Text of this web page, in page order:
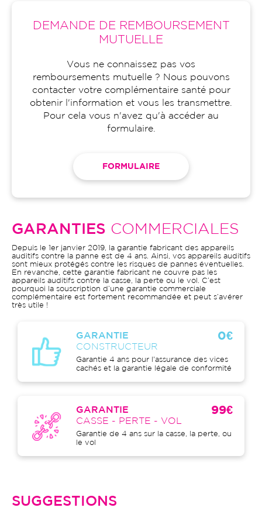
DEMANDE DE REMBOURSEMENT
MUTUELLE
Vous ne connaissez pas vos
remboursements mutuelle ? Nous pouvons
contacter votre complémentaire santé pour
obtenir l'information et vous les transmettre.
Pour cela vous n'avez qu'à accéder au
formulaire.
FORMULAIRE
GARANTIES COMMERCIALES
Depuis le 1er janvier 2019, la garantie fabricant des appareils
auditifs contre la panne est de 4 ans. Ainsi, vos appareils auditifs
sont mieux protégés contre les risques de pannes éventuelles.
En revanche, cette garantie fabricant ne couvre pas les
appareils auditifs contre la casse, la perte ou le vol. C’est
pourquoi la souscription d’une garantie commerciale
complémentaire est fortement recommandée et peut s’avérer
très utile !
GARANTIE
CONSTRUCTEUR
0€
Garantie 4 ans pour l'assurance des vices
cachés et la garantie légale de conformité
GARANTIE
CASSE - PERTE - VOL
99€
Garantie de 4 ans sur la casse, la perte, ou
le vol
SUGGESTIONS